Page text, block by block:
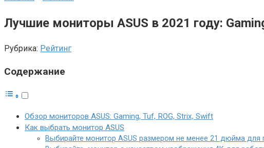
Лучшие мониторы ASUS в 2021 году:
Рубрика: Рейтинг
Содержание
Обзор мониторов ASUS: Gaming, Tuf, ROG, Strix, Swift
Как выбрать монитор ASUS
Выбирайте монитор ASUS размером не менее 21 дюйма для